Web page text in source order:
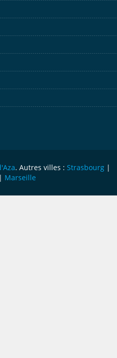
. Autres villes : Strasbourg |
| Marseille